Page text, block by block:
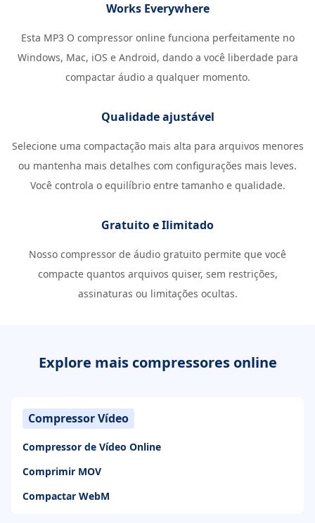
Works Everywhere
Esta MP3 O compressor online funciona perfeitamente no
Windows, Mac, iOS e Android, dando a você liberdade para
compactar áudio a qualquer momento.
Qualidade ajustável
Selecione uma compactação mais alta para arquivos menores
ou mantenha mais detalhes com configurações mais leves.
Você controla o equilíbrio entre tamanho e qualidade.
Gratuito e Ilimitado
Nosso compressor de áudio gratuito permite que você
compacte quantos arquivos quiser, sem restrições,
assinaturas ou limitações ocultas.
Explore mais compressores online
Compressor Vídeo
Compressor de Vídeo Online
Comprimir MOV
Compactar WebM